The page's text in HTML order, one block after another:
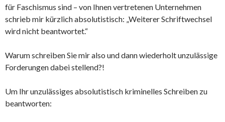
für Faschismus sind – von Ihnen vertretenen Unternehmen
schrieb mir kürzlich absolutistisch: „Weiterer Schriftwechsel
wird nicht beantwortet.“
Warum schreiben Sie mir also und dann wiederholt unzulässige
Forderungen dabei stellend?!
Um Ihr unzulässiges absolutistisch kriminelles Schreiben zu
beantworten: